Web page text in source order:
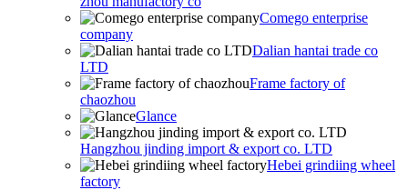
Comego enterprise
company
Dalian hantai trade co
LTD
Frame factory of
chaozhou
Glance
Hangzhou jinding import & export co. LTD
Hebei grindiing wheel
factory